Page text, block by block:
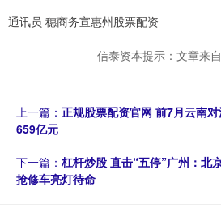
通讯员 穗商务宣惠州股票配资
信泰资本提示：文章来
上一篇： 正规股票配资官网 前7月云南
659亿元
下一篇： 杠杆炒股 直击“五停”广州：北
抢修车亮灯待命